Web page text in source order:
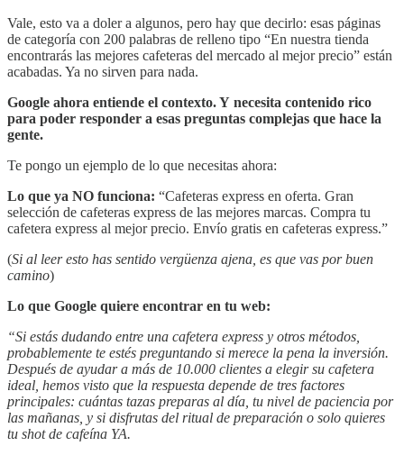
Vale, esto va a doler a algunos, pero hay que decirlo: esas páginas
de categoría con 200 palabras de relleno tipo “En nuestra tienda
encontrarás las mejores cafeteras del mercado al mejor precio” están
acabadas. Ya no sirven para nada.
Google ahora entiende el contexto. Y necesita contenido rico
para poder responder a esas preguntas complejas que hace la
gente.
Te pongo un ejemplo de lo que necesitas ahora:
Lo que ya NO funciona: “Cafeteras express en oferta. Gran
selección de cafeteras express de las mejores marcas. Compra tu
cafetera express al mejor precio. Envío gratis en cafeteras express.”
(Si al leer esto has sentido vergüenza ajena, es que vas por buen
camino)
Lo que Google quiere encontrar en tu web:
“Si estás dudando entre una cafetera express y otros métodos,
probablemente te estés preguntando si merece la pena la inversión.
Después de ayudar a más de 10.000 clientes a elegir su cafetera
ideal, hemos visto que la respuesta depende de tres factores
principales: cuántas tazas preparas al día, tu nivel de paciencia por
las mañanas, y si disfrutas del ritual de preparación o solo quieres
tu shot de cafeína YA.